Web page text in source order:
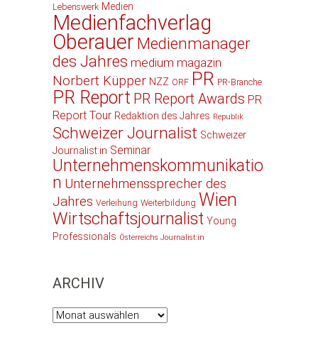
Lebenswerk Medien
Medienfachverlag
Oberauer Medienmanager
des Jahres medium magazin
Norbert Küpper NZZ ORF PR PR-Branche
PR Report PR Report Awards PR
Report Tour Redaktion des Jahres Republik
Schweizer Journalist Schweizer
Journalist:in Seminar
Unternehmenskommunikatio
n Unternehmenssprecher des
Jahres Verleihung Weiterbildung Wien
Wirtschaftsjournalist Young
Professionals Österreichs Journalist:in
ARCHIV
Archiv